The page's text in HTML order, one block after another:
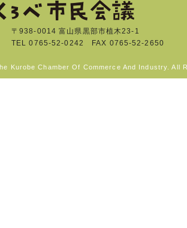
〒938-0014 富山県黒部市植木23-1
TEL 0765-52-0242 FAX 0765-52-2650
Kurobe Chamber Of Commerce And Industry. All